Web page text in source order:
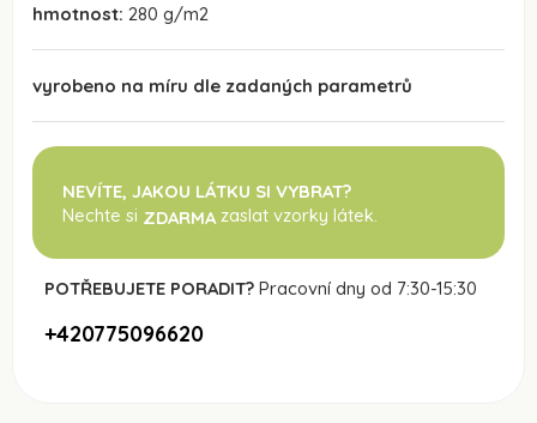
hmotnost: 280 g/m2
vyrobeno na míru dle zadaných parametrů
NEVÍTE, JAKOU LÁTKU SI VYBRAT?
Nechte si ZDARMA zaslat vzorky látek.
POTŘEBUJETE PORADIT? Pracovní dny od 7:30-15:30
+420775096620